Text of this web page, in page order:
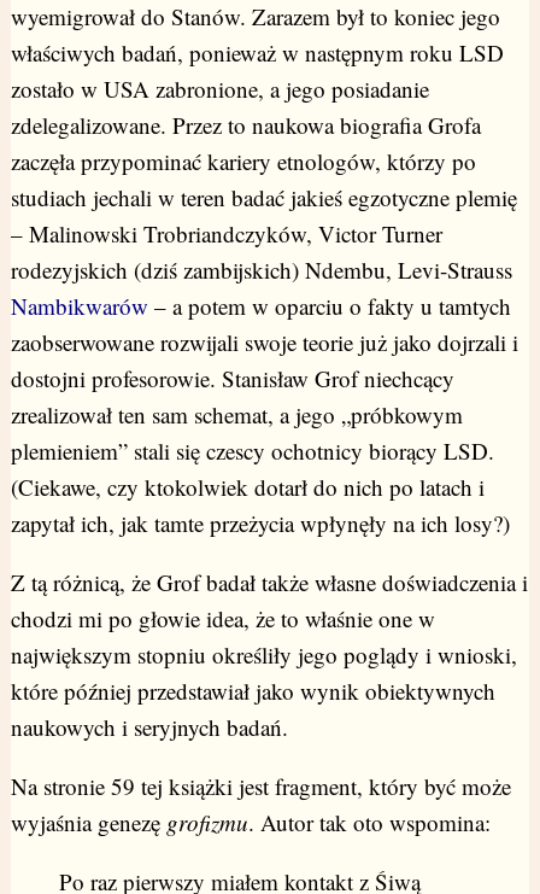
wyemigrował do Stanów. Zarazem był to koniec jego
właściwych badań, ponieważ w następnym roku LSD
zostało w USA zabronione, a jego posiadanie
zdelegalizowane. Przez to naukowa biografia Grofa
zaczęła przypominać kariery etnologów, którzy po
studiach jechali w teren badać jakieś egzotyczne plemię
– Malinowski Trobriandczyków, Victor Turner
rodezyjskich (dziś zambijskich) Ndembu, Levi-Strauss
Nambikwarów – a potem w oparciu o fakty u tamtych
zaobserwowane rozwijali swoje teorie już jako dojrzali i
dostojni profesorowie. Stanisław Grof niechcący
zrealizował ten sam schemat, a jego „próbkowym
plemieniem” stali się czescy ochotnicy biorący LSD.
(Ciekawe, czy ktokolwiek dotarł do nich po latach i
zapytał ich, jak tamte przeżycia wpłynęły na ich losy?)
Z tą różnicą, że Grof badał także własne doświadczenia i
chodzi mi po głowie idea, że to właśnie one w
największym stopniu określiły jego poglądy i wnioski,
które później przedstawiał jako wynik obiektywnych
naukowych i seryjnych badań.
Na stronie 59 tej książki jest fragment, który być może
wyjaśnia genezę grofizmu. Autor tak oto wspomina:
Po raz pierwszy miałem kontakt z Śiwą